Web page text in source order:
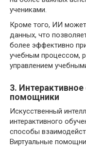
учениками.
Кроме того, ИИ
данных, что
более эффективно
учебным процессом,
управлением
3.
помощники
Искусственный
интерактивного
способы
Виртуальные